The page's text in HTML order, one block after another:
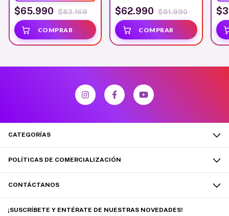
$65.990 $83.169 $62.990 $81.990
CATEGORÍAS
POLÍTICAS DE COMERCIALIZACIÓN
CONTÁCTANOS
¡SUSCRÍBETE Y ENTÉRATE DE NUESTRAS NOVEDADES!